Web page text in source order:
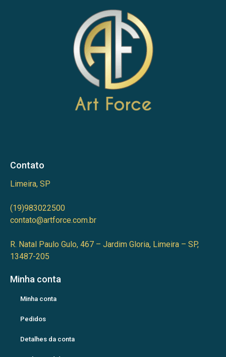
Contato
Limeira, SP
(19)983022500
contato@artforce.com.br
R. Natal Paulo Gulo, 467 – Jardim Gloria, Limeira – SP,
13487-205
Minha conta
Minha conta
Pedidos
Detalhes da conta